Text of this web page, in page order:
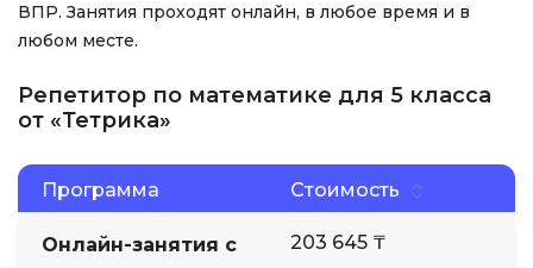
ВПР. Занятия проходят онлайн, в любое время и в
любом месте.
Репетитор по математике для 5 класса
от «Тетрика»
Программа Стоимость
Онлайн-занятия с
203 645 ₸